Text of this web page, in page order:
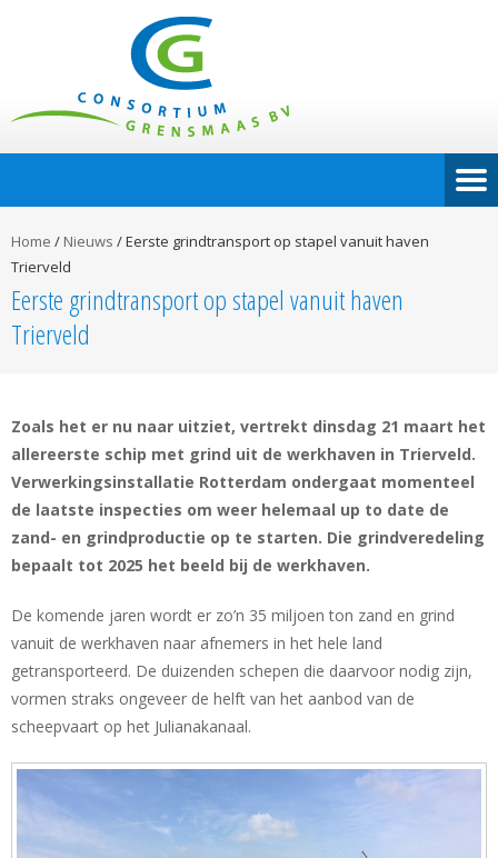
Home / Nieuws /Eerste grindtransport op stapel vanuit haven
Trierveld
Eerste grindtransport op stapel vanuit haven
Trierveld
Zoals het er nu naar uitziet, vertrekt dinsdag 21 maart het
allereerste schip met grind uit de werkhaven in Trierveld.
Verwerkingsinstallatie Rotterdam ondergaat momenteel
de laatste inspecties om weer helemaal up to date de
zand- en grindproductie op te starten. Die grindveredeling
bepaalt tot 2025 het beeld bij de werkhaven.
De komende jaren wordt er zo’n 35 miljoen ton zand en grind
vanuit de werkhaven naar afnemers in het hele land
getransporteerd. De duizenden schepen die daarvoor nodig zijn,
vormen straks ongeveer de helft van het aanbod van de
scheepvaart op het Julianakanaal.